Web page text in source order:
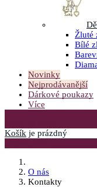
Žluté
Bílé
Novinky
Nejprodávanější
Dárkové poukazy
Více
Košík je prázdný
O nás
Kontakty